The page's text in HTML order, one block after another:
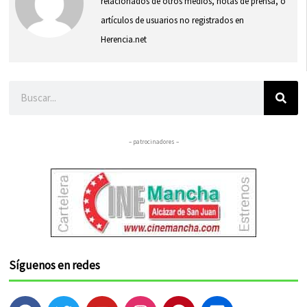
artículos de usuarios no registrados en
Herencia.net
– patrocinadores –
Síguenos en redes